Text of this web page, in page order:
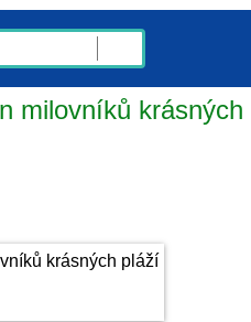
milovníků krásných